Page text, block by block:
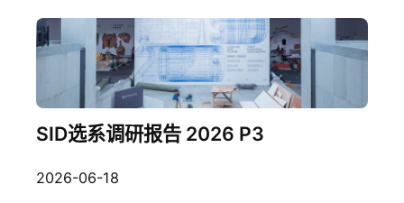
SID选系调研报告 2026 P3
2026-06-18